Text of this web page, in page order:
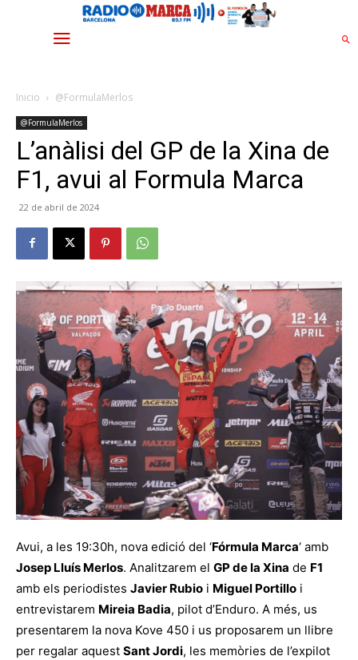
Inicio @FormulaMerlos
@FormulaMerlos
L’anàlisi del GP de la Xina de
F1, avui al Formula Marca
22 de abril de 2024
Avui, a les 19:30h, nova edició del ‘Fórmula Marca‘ amb
Josep Lluís Merlos. Analitzarem el GP de la Xina de F1
amb els periodistes Javier Rubio i Miguel Portillo i
entrevistarem Mireia Badia, pilot d’Enduro. A més, us
presentarem la nova Kove 450 i us proposarem un llibre
per regalar aquest Sant Jordi, les memòries de l’expilot